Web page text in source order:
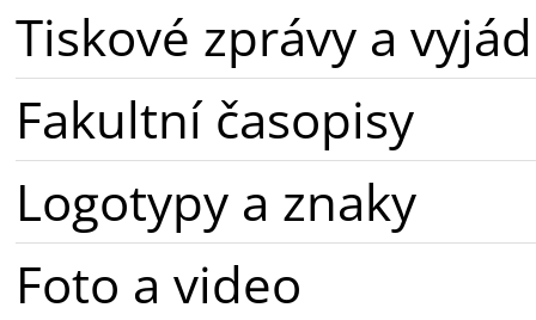
Tiskové zprávy a
Fakultní časopisy
Logotypy a znaky
Foto a video